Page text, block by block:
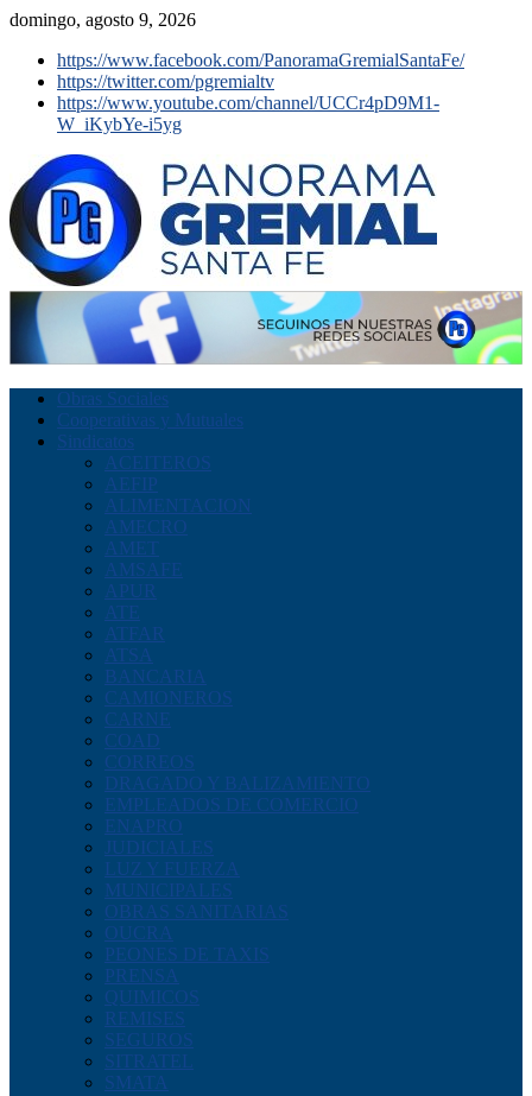
domingo, agosto 9, 2026
https://www.facebook.com/PanoramaGremialSantaFe/
https://twitter.com/pgremialtv
https://www.youtube.com/channel/UCCr4pD9M1-
W_iKybYe-i5yg
Obras Sociales
Cooperativas y Mutuales
Sindicatos
ACEITEROS
AEFIP
ALIMENTACION
AMECRO
AMET
AMSAFE
APUR
ATE
ATFAR
ATSA
BANCARIA
CAMIONEROS
CARNE
COAD
CORREOS
DRAGADO Y BALIZAMIENTO
EMPLEADOS DE COMERCIO
ENAPRO
JUDICIALES
LUZ Y FUERZA
MUNICIPALES
OBRAS SANITARIAS
OUCRA
PEONES DE TAXIS
PRENSA
QUIMICOS
REMISES
SEGUROS
SITRATEL
SMATA